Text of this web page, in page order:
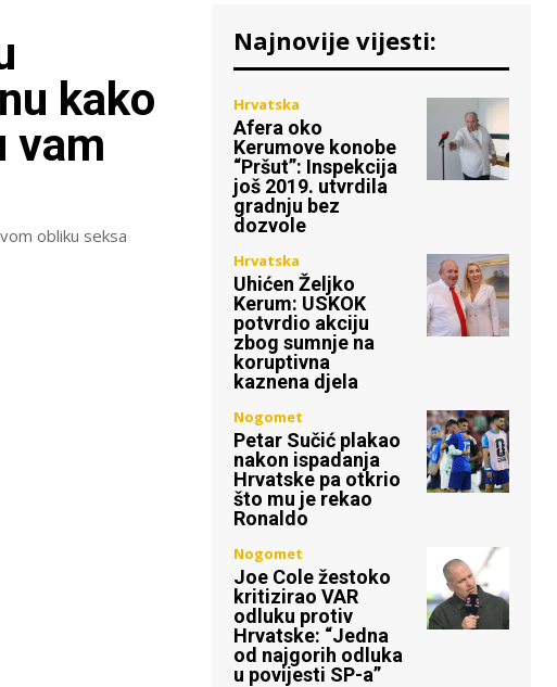
kako
vam
obliku seksa
Najnovije vijesti:
Hrvatska
Afera oko
Kerumove konobe
“Pršut”: Inspekcija
još 2019. utvrdila
gradnju bez
dozvole
Hrvatska
Uhićen Željko
Kerum: USKOK
potvrdio akciju
zbog sumnje na
koruptivna
kaznena djela
Nogomet
Petar Sučić plakao
nakon ispadanja
Hrvatske pa otkrio
što mu je rekao
Ronaldo
Nogomet
Joe Cole žestoko
kritizirao VAR
odluku protiv
Hrvatske: “Jedna
od najgorih odluka
u povijesti SP-a”